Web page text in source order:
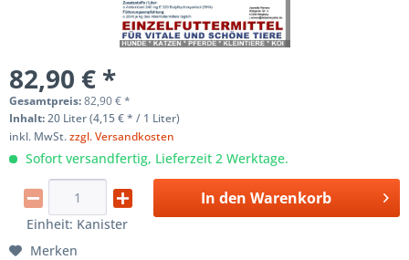
82,90 € *
Gesamtpreis:82,90€*
Inhalt:20 Liter (4,15 € * / 1 Liter)
inkl. MwSt.zzgl. Versandkosten
Sofort versandfertig, Lieferzeit 2 Werktage.
Einheit: Kanister
In den Warenkorb
Merken